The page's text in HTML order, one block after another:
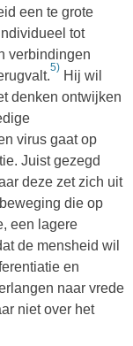
een te grote
tot
verbindingen
5)
Hij wil
denken ontwijken
virus gaat op
Juist gezegd
deze zet zich uit
die op
een lagere
de mensheid wil
en
naar vrede
niet over het